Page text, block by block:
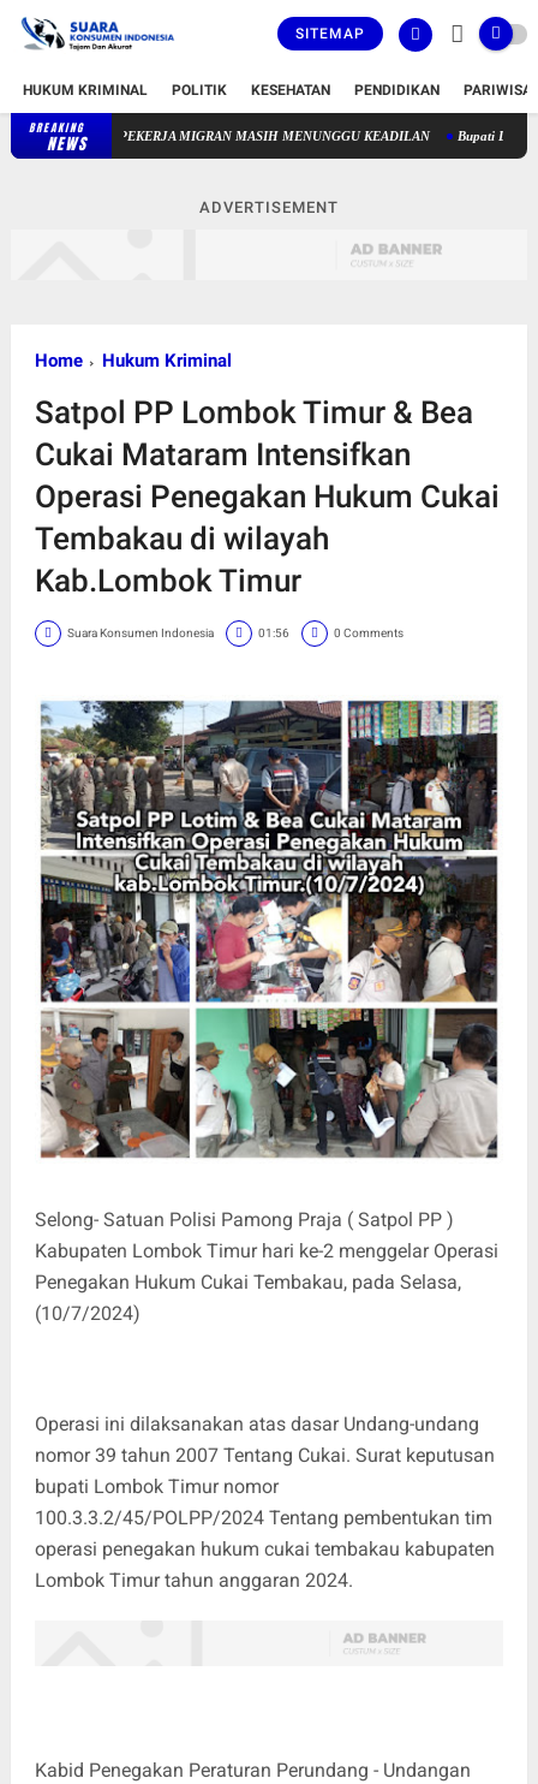
SITEMAP
HUKUM KRIMINAL POLITIK KESEHATAN PENDIDIKAN
BREAKING
NEWS 81 TAHUN MERDEKA, GURU PAUD NONFORMAL DAN PEKERJA
ADVERTISEMENT
Home Hukum Kriminal
Satpol PP Lombok Timur & Bea
Cukai Mataram Intensifkan
Operasi Penegakan Hukum Cukai
Tembakau di wilayah
Kab.Lombok Timur
Suara Konsumen Indonesia 01:56 0 Comments
Selong- Satuan Polisi Pamong Praja ( Satpol PP )
Kabupaten Lombok Timur hari ke-2 menggelar Operasi
Penegakan Hukum Cukai Tembakau, pada Selasa,
(10/7/2024)
Operasi ini dilaksanakan atas dasar Undang-undang
nomor 39 tahun 2007 Tentang Cukai. Surat keputusan
bupati Lombok Timur nomor
100.3.3.2/45/POLPP/2024 Tentang pembentukan tim
operasi penegakan hukum cukai tembakau kabupaten
Lombok Timur tahun anggaran 2024.
Kabid Penegakan Peraturan Perundang - Undangan